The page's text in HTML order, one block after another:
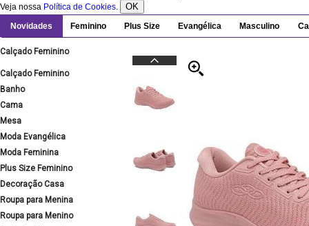
Veja nossa Política de Cookies. OK
Novidades Feminino Plus Size Evangélica Masculino
Calçado Feminino
Calçado Feminino
Banho
Cama
Mesa
Moda Evangélica
Moda Feminina
Plus Size Feminino
Decoração Casa
Roupa para Menina
Roupa para Menino